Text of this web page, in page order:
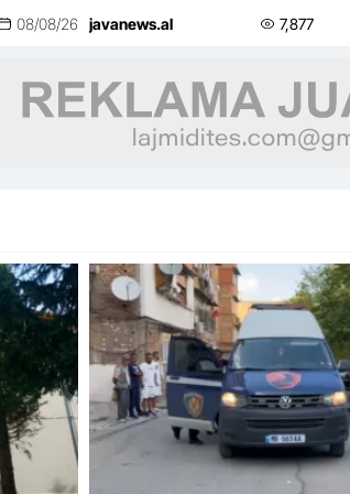
08/08/26
ndoqi me kallash, pas
javanews.al 7,877